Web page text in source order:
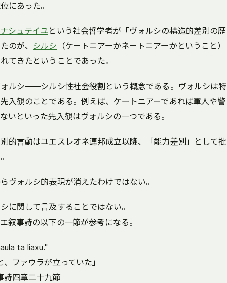
にあった。
シュテイユという社会哲学者が「ヴォルシの構造的差別の歴
のが、 シルシ （ケートニアーかネートニアーかということ）
てきたということであった。
ルシ――シルシ性社会役割という概念である。ヴォルシは特
入観のことである。例えば、ケートニアーであれば軍人や警
いといった先入観はヴォルシの一つである。
的言動はユエスレオネ連邦成立以降、「能力差別」として批
ヴォルシ的表現が消えたわけではない。
に関して言及することではない。
叙事詩の以下の一節が参考になる。
ta liaxu."
、ファウラが立っていた」
四章二十九節